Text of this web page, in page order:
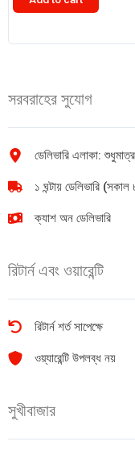
৳ 900.00.
৳ 850.00.
কাস্তেল
ওয়াটার
পেন্সিল
quantity
সরবরাহের সুযোগ
ডেলিভারি এলাকা:
১ ঘন্টায় ডেলিভারি
ক্যাশ অন ডেলিভারি
রিটার্ন এবং ওয়ারেন্টি
রিটার্ন শর্ত সাপেক্ষে
ওয়্যারেন্টি উপলব্ধ নয়
সুখীবাজার